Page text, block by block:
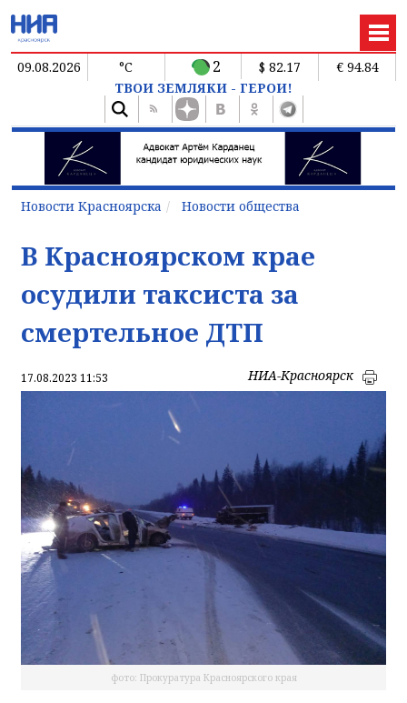
09.08.2026 °C 2 $ 82.17
€ 94.84
ТВОИ ЗЕМЛЯКИ - ГЕРОИ!
Новости Красноярска Новости общества
В Красноярском крае
осудили таксиста за
смертельное ДТП
17.08.2023 11:53 НИА-Красноярск
фото: Прокуратура Красноярского края